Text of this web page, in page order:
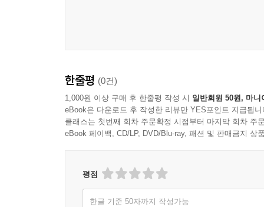
한줄평 (0건)
1,000원 이상 구매 후 한줄평 작성 시 일반회원 50원, 마니
eBook은 다운로드 후 작성한 리뷰만 YES포인트 지급됩니
클래스는 첫번째 회차 주문확정 시점부터 마지막 회차 주
eBook 페이백, CD/LP, DVD/Blu-ray, 패션 및 판매금지 상
평점
한글 기준 50자까지 작성가능